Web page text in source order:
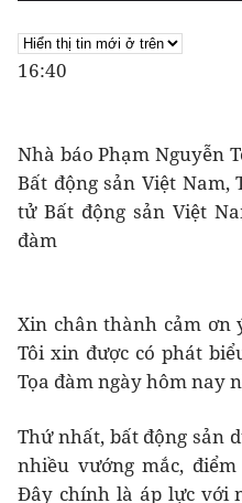
16:40
Nhà báo Phạm Nguyễn
Bất động sản Việt Nam,
tử Bất động sản Việt
đàm
Xin chân thành cảm ơn
Tôi xin được có phát
Tọa đàm ngày hôm nay
Thứ nhất, bất động sản
nhiều vướng mắc,
Đây chính là áp lực với